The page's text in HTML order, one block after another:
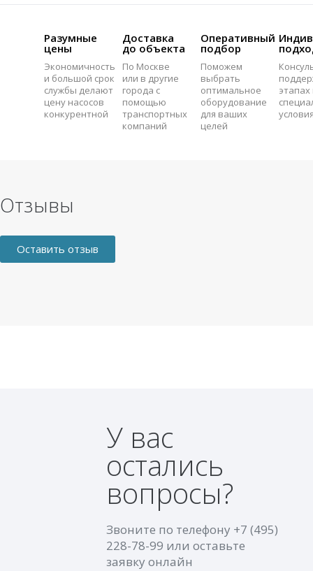
Разумные
цены
Экономичность
и большой срок
службы делают
цену насосов
конкурентной
Доставка
до объекта
По Москве
или в другие
города с
помощью
транспортных
компаний
Оперативный
подбор
Поможем
выбрать
оптимальное
оборудование
для ваших
целей
этапах
Отзывы
Оставить отзыв
У вас
остались
вопросы?
Звоните по телефону +7 (495)
228-78-99 или оставьте
заявку онлайн